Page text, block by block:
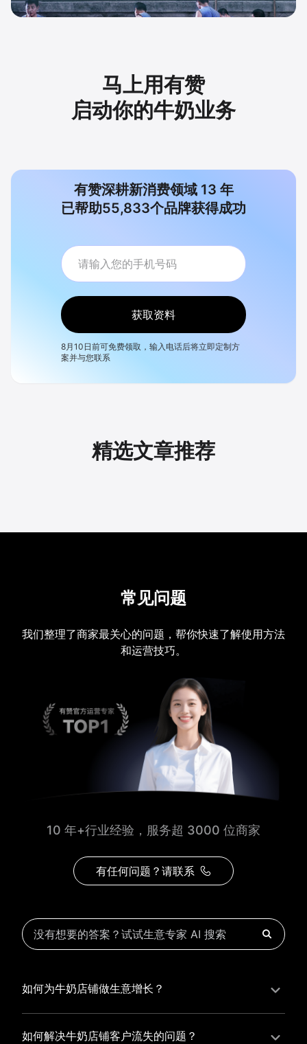
马上用有赞
启动你的牛奶业务
有赞深耕新消费领域 13 年
已帮助55,833个品牌获得成功
获取资料
8月10日前可免费领取，输入电话后将立即定制方
案并与您联系
精选文章推荐
常见问题
我们整理了商家最关心的问题，帮你快速了解使用方法
和运营技巧。
10 年+行业经验，服务超 3000 位商家
有任何问题？请联系
如何为牛奶店铺做生意增长？
为牛奶店铺实现持续生意增长，您可以通过有赞新零售
的一体化解决方案，整合线上线下资源，实现商品管
如何解决牛奶店铺客户流失的问题？